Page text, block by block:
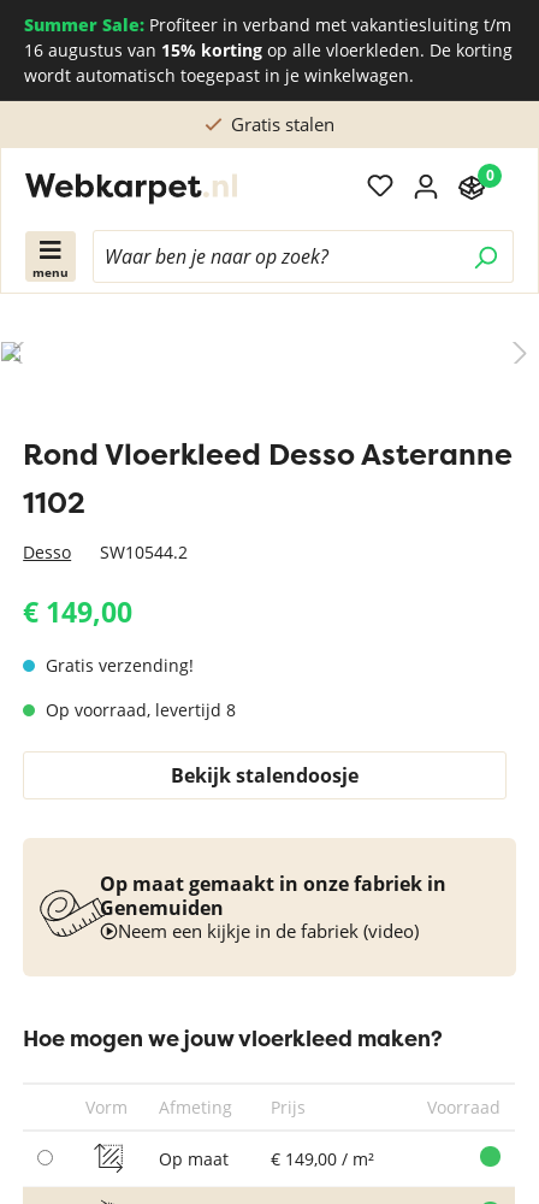
Summer Sale: Profiteer in verband met vakantiesluiting t/m
16 augustus van 15% korting op alle vloerkleden. De korting
wordt automatisch toegepast in je winkelwagen.
Gratis stalen
menu
0
Rond Vloerkleed Desso Asteranne
1102
Desso SW10544.2
€ 149,00
Gratis verzending!
Op voorraad, levertijd 8
Bekijk stalendoosje
Op maat gemaakt in onze fabriek in
Genemuiden
Neem een kijkje in de fabriek (video)
Hoe mogen we jouw vloerkleed maken?
Vorm Afmeting Prijs Voorraad
Op maat € 149,00 / m²